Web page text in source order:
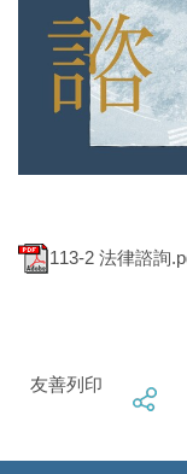
113-2 法律諮詢
友善列印